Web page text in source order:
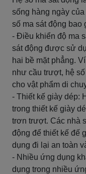
sống hàng ngày
số ma sát động bao
- Điều khiển độ ma
sát động được sử
hai bề mặt phẳng.
như cầu trượt, hệ
cho vật phẩm di
- Thiết kế giày dép:
trong thiết kế giày
trơn trượt. Các nhà
động để thiết kế đế
dụng đi lại an toàn
- Nhiều ứng dụng
dụng trong nhiều